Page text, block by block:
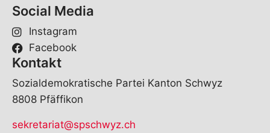
Social Media
Instagram
Facebook
Kontakt
Sozialdemokratische Partei Kanton Schwyz
8808 Pfäffikon
sekretariat@spschwyz.ch